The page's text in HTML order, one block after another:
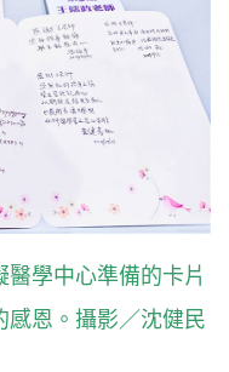
學中心準備的卡片
感恩。攝影／沈健民